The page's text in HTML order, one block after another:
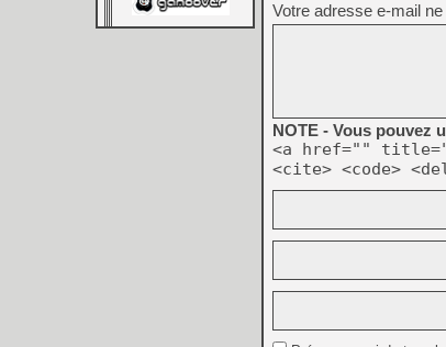
Votre adresse e-mail
NOTE - Vous pouvez
<a href=""
<cite> <code>